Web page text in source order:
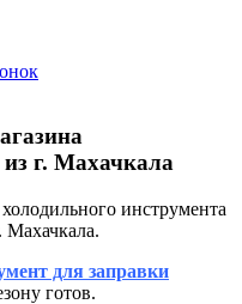
г. Махачкала
инструмента
Махачкала.
для заправки
готов.